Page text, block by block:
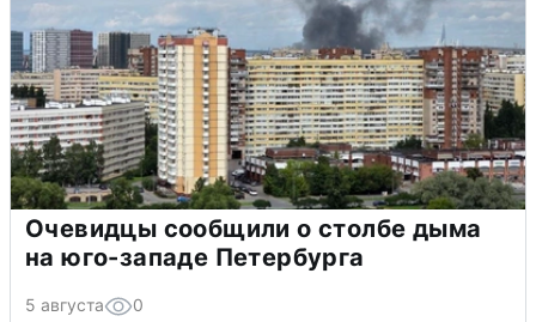
Очевидцы сообщили о столбе дыма
на юго-западе Петербурга
5 августа 0